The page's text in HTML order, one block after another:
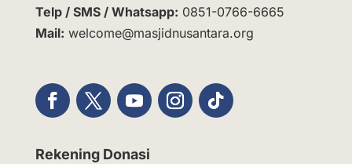
Telp / SMS / Whatsapp: 0851-0766-6665
Mail: welcome@masjidnusantara.org
Rekening Donasi